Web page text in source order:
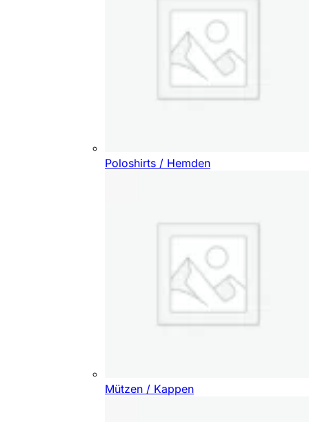
Poloshirts / Hemden
Mützen / Kappen